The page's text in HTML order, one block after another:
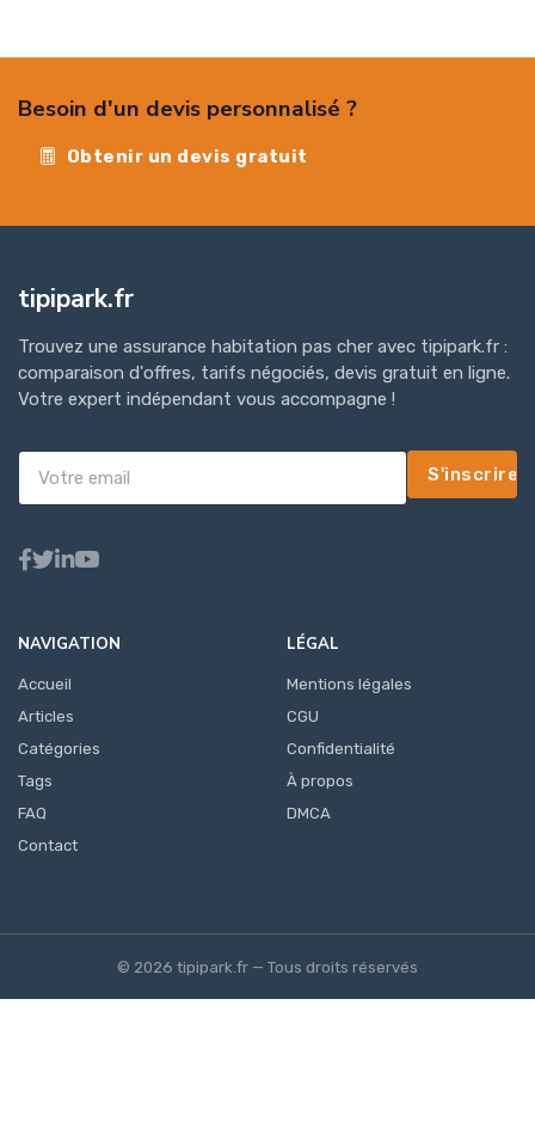
Besoin d'un devis personnalisé ?
Obtenir un devis gratuit
tipipark.fr
Trouvez une assurance habitation pas cher avec tipipark.fr :
comparaison d'offres, tarifs négociés, devis gratuit en ligne.
Votre expert indépendant vous accompagne !
S'inscrire
NAVIGATION
Accueil
Articles
Catégories
Tags
FAQ
Contact
LÉGAL
Mentions légales
CGU
Confidentialité
À propos
DMCA
© 2026 tipipark.fr — Tous droits réservés